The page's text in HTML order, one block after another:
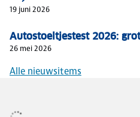
19 juni 2026
Autostoeltjestest 2026:
26 mei 2026
Alle nieuwsitems